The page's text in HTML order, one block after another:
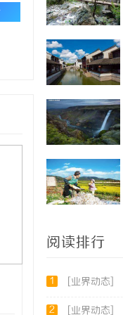
阅读排行
1 [业界动态]
2 [业界动态]